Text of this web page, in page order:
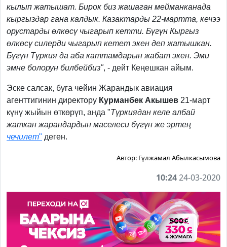
кылып жатышат. Бирок биз жашаган мейманканада
кыргыздар гана калдык. Казактарды 22-мартта, кечээ
орустарды өлкөсү чыгарып кетти. Бүгүн Кыргыз
өлкөсү силерди чыгарып кетет экен деп жатышкан.
Бүгүн Түркия да аба каттамдарын жабат экен. Эми
эмне болорун билбейбиз", - дейт Кеңешкан айым.
Эске салсак, буга чейин Жарандык авиация
агенттигинин директору Курманбек Акышев 21-март
күнү жыйын өткөрүп, анда "Түркиядан келе албай
жаткан жарандардын маселеси бүгүн же эртең
чечилет" деген.
Автор: Гүлжамал Абылкасымова
10:2424-03-2020